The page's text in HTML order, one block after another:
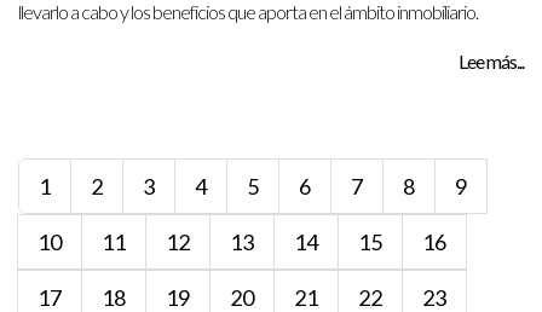
llevarlo a cabo y los beneficios que aporta en el ámbito inmobiliario.
Lee más...
1 2 3 4 5 6 7 8 9
10 11 12 13 14 15 16
17 18 19 20 21 22 23